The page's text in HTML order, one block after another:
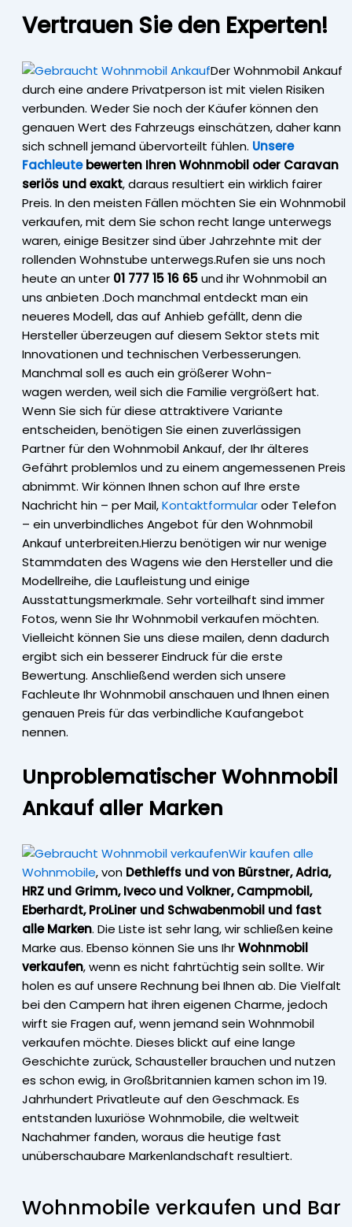
Vertrauen Sie den Experten!
Der Wohnmobil Ankauf
durch eine andere Privatperson ist mit vielen Risiken
verbunden. Weder Sie noch der Käufer können den
genauen Wert des Fahrzeugs einschätzen, daher kann
sich schnell jemand übervorteilt fühlen. Unsere
Fachleutebewerten Ihren Wohnmobil oder Caravan
seriös und exakt, daraus resultiert ein wirklich fairer
Preis. In den meisten Fällen möchten Sie ein Wohnmobil
verkaufen, mit dem Sie schon recht lange unterwegs
waren, einige Besitzer sind über Jahrzehnte mit der
rollenden Wohnstube unterwegs.Rufen sie uns noch
heute an unter 01 777 15 16 65und ihr Wohnmobil an
uns anbieten .Doch manchmal entdeckt man ein
neueres Modell, das auf Anhieb gefällt, denn die
Hersteller überzeugen auf diesem Sektor stets mit
Innovationen und technischen Verbesserungen.
Manchmal soll es auch ein größerer Wohn-
wagen werden, weil sich die Familie vergrößert hat.
Wenn Sie sich für diese attraktivere Variante
entscheiden, benötigen Sie einen zuverlässigen
Partner für den Wohnmobil Ankauf, der Ihr älteres
Gefährt problemlos und zu einem angemessenen Preis
abnimmt. Wir können Ihnen schon auf Ihre erste
Nachricht hin – per Mail,Kontaktformularoder Telefon
– ein unverbindliches Angebot für den Wohnmobil
Ankauf unterbreiten.Hierzu benötigen wir nur wenige
Stammdaten des Wagens wie den Hersteller und die
Modellreihe, die Laufleistung und einige
Ausstattungsmerkmale. Sehr vorteilhaft sind immer
Fotos, wenn Sie Ihr Wohnmobil verkaufen möchten.
Vielleicht können Sie uns diese mailen, denn dadurch
ergibt sich ein besserer Eindruck für die erste
Bewertung. Anschließend werden sich unsere
Fachleute Ihr Wohnmobil anschauen und Ihnen einen
genauen Preis für das verbindliche Kaufangebot
nennen.
Unproblematischer Wohnmobil
Ankauf aller Marken
Wir kaufen alle
Wohnmobile, von Dethleffs und von Bürstner, Adria,
HRZ und Grimm, Iveco und Volkner, Campmobil,
Eberhardt, ProLiner und Schwabenmobil und fast
alle Marken. Die Liste ist sehr lang, wir schließen keine
Marke aus. Ebenso können Sie uns IhrWohnmobil
verkaufen, wenn es nicht fahrtüchtig sein sollte. Wir
holen es auf unsere Rechnung bei Ihnen ab. Die Vielfalt
bei den Campern hat ihren eigenen Charme, jedoch
wirft sie Fragen auf, wenn jemand sein Wohnmobil
verkaufen möchte. Dieses blickt auf eine lange
Geschichte zurück, Schausteller brauchen und nutzen
es schon ewig, in Großbritannien kamen schon im 19.
Jahrhundert Privatleute auf den Geschmack. Es
entstanden luxuriöse Wohnmobile, die weltweit
Nachahmer fanden, woraus die heutige fast
unüberschaubare Markenlandschaft resultiert.
Wohnmobile verkaufen und Bar